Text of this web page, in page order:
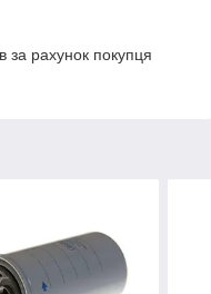
за рахунок покупця